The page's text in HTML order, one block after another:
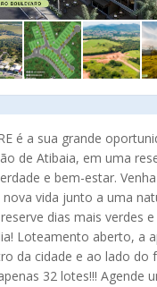
é a sua grande
de Atibaia, em uma
e bem-estar.
vida junto a uma
dias mais verdes
Loteamento aberto, a
da cidade e ao lado do
32 lotes!!! Agende